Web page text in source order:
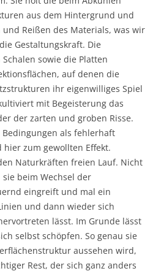
aus dem Hintergrund und
Reißen des Materials, was wir
Gestaltungskraft. Die
sowie die Platten
auf denen die
ihr eigenwilliges Spiel
mit Begeisterung das
der zarten und groben Risse.
als fehlerhaft
zum gewollten Effekt.
Naturkräften freien Lauf. Nicht
beim Wechsel der
eingreift und mal ein
und dann wieder sich
lässt. Im Grunde lässt
selbst schöpfen. So genau sie
aussehen wird,
Rest, der sich ganz anders